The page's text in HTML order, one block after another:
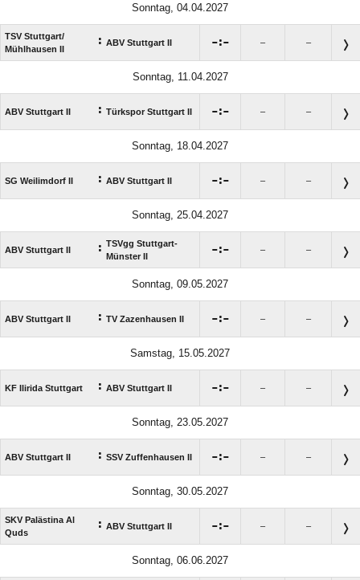
Sonntag, 04.04.2027
TSV Stuttgart/​
Mühlhausen II
: ABV Stuttgart II : – –
Sonntag, 11.04.2027
ABV Stuttgart II : Türkspor Stuttgart II : – –
Sonntag, 18.04.2027
SG Weilimdorf II : ABV Stuttgart II : – –
Sonntag, 25.04.2027
ABV Stuttgart II : TSVgg Stuttgart-
Münster II
: – –
Sonntag, 09.05.2027
ABV Stuttgart II : TV Zazenhausen II : – –
Samstag, 15.05.2027
KF Ilirida Stuttgart : ABV Stuttgart II : – –
Sonntag, 23.05.2027
ABV Stuttgart II : SSV Zuffenhausen II : – –
Sonntag, 30.05.2027
SKV Palästina Al
Quds
: ABV Stuttgart II : – –
Sonntag, 06.06.2027